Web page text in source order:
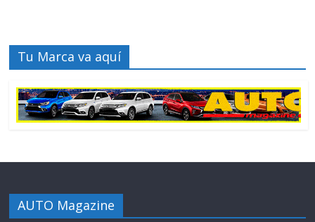
Tu Marca va aquí
AUTO Magazine